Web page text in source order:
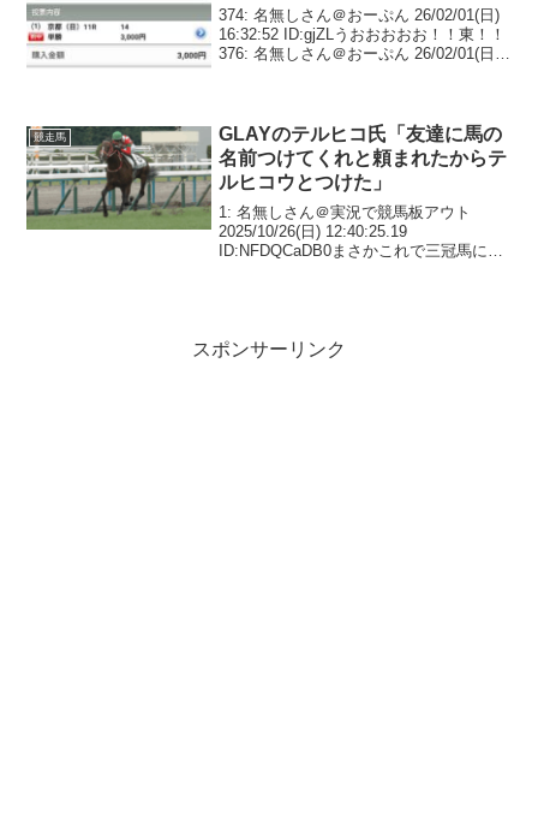
374: 名無しさん＠おーぷん 26/02/01(日)
16:32:52 ID:gjZLうおおおおお！！東！！
376: 名無しさん＠おーぷん 26/02/01(日)
競走馬
GLAYのテルヒコ氏「友達に馬の
名前つけてくれと頼まれたからテ
ルヒコウとつけた」
1: 名無しさん＠実況で競馬板アウト
2025/10/26(日) 12:40:25.19
ID:NFDQCaDB0まさかこれで三冠馬にな
スポンサーリンク